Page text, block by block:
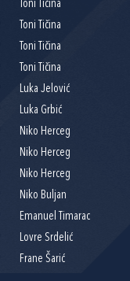
Toni Tičina
Toni Tičina
Toni Tičina
Toni Tičina
Luka Jelović
Luka Grbić
Niko Herceg
Niko Herceg
Niko Herceg
Niko Buljan
Emanuel Timarac
Lovre Srdelić
Frane Šarić